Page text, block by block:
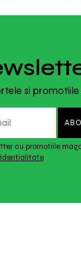
si
cu promotiile